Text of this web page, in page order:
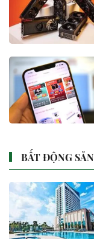
BẤT ĐỘNG SẢN